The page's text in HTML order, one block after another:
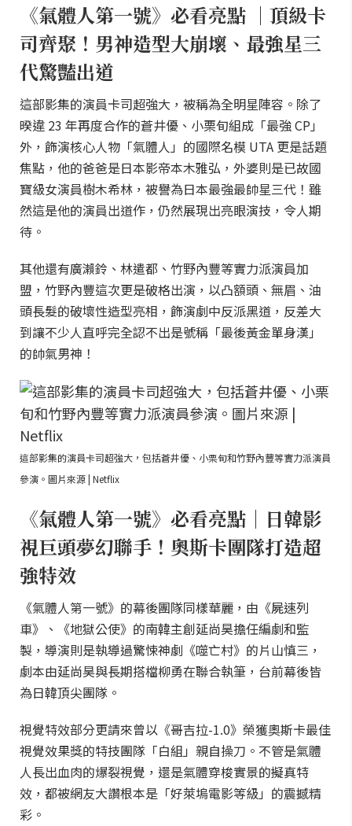
《氣體人第一號》必看亮點 ｜頂級卡
司齊聚！男神造型大崩壞、最強星三
代驚豔出道
這部影集的演員卡司超強大，被稱為全明星陣容。除了
暌違 23 年再度合作的蒼井優、小栗旬組成「最強 CP」
外，飾演核心人物「氣體人」的國際名模 UTA 更是話題
焦點，他的爸爸是日本影帝本木雅弘，外婆則是已故國
寶級女演員樹木希林，被譽為日本最強最帥星三代！雖
然這是他的演員出道作，仍然展現出亮眼演技，令人期
待。
其他還有廣瀨鈴、林遣都、竹野內豐等實力派演員加
盟，竹野內豐這次更是破格出演，以凸額頭、無眉、油
頭長髮的破壞性造型亮相，飾演劇中反派黑道，反差大
到讓不少人直呼完全認不出是號稱「最後黃金單身漢」
的帥氣男神！
這部影集的演員卡司超強大，包括蒼井優、小栗旬和竹野內豐等實力派演員
參演。圖片來源 | Netflix
《氣體人第一號》必看亮點｜日韓影
視巨頭夢幻聯手！奧斯卡團隊打造超
強特效
《氣體人第一號》的幕後團隊同樣華麗，由《屍速列
車》、《地獄公使》的南韓主創延尚昊擔任編劇和監
製，導演則是執導過驚悚神劇《噬亡村》的片山慎三，
劇本由延尚昊與長期搭檔柳勇在聯合執筆，台前幕後皆
為日韓頂尖團隊。
視覺特效部分更請來曾以《哥吉拉-1.0》榮獲奧斯卡最佳
視覺效果獎的特技團隊「白組」親自操刀。不管是氣體
人長出血肉的爆裂視覺，還是氣體穿梭實景的擬真特
效，都被網友大讚根本是「好萊塢電影等級」的震撼精
彩。